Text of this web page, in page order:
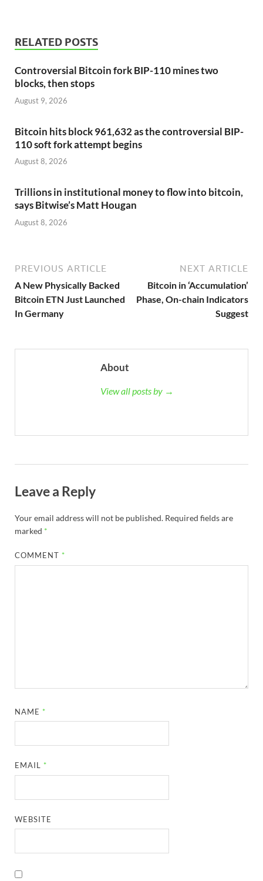
RELATED POSTS
Controversial Bitcoin fork BIP-110 mines two
blocks, then stops
August 9, 2026
Bitcoin hits block 961,632 as the controversial BIP-
110 soft fork attempt begins
August 8, 2026
Trillions in institutional money to flow into bitcoin,
says Bitwise’s Matt Hougan
August 8, 2026
PREVIOUS ARTICLE
A New Physically Backed
Bitcoin ETN Just Launched
In Germany
NEXT ARTICLE
Bitcoin in ‘Accumulation’
Phase, On-chain Indicators
Suggest
About
View all posts by →
Leave a Reply
Your email address will not be published. Required fields are
marked *
COMMENT *
NAME *
EMAIL *
WEBSITE